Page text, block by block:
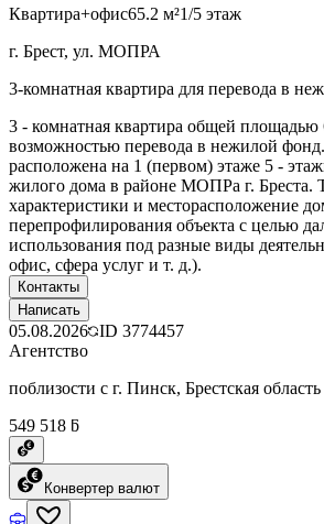
Квартира+офис65.2 м²1/5 этаж
г. Брест, ул. МОПРА
3-комнатная квартира для перевода в
3 - комнатная квартира общей площадью
возможностью перевода в нежилой
расположена на 1 (первом) этаже 5 -
жилого дома в районе МОПРа г. Бреста.
характеристики и месторасположение
перепрофилирования объекта с целью
использования под разные виды
офис, сфера услуг и т. д.).
Контакты
Написать
05.08.2026 ID 3774457
Агентство
поблизости с г. Пинск, Брестская область
549 518 ƃ
Конвертер валют